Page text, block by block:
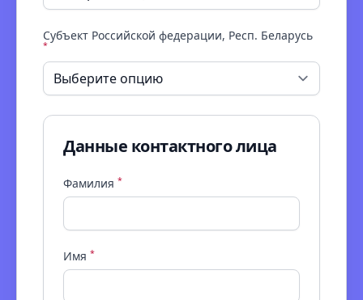
Субъект Российской федерации, Респ. Беларусь
*
Данные контактного лица
Фамилия *
Имя *